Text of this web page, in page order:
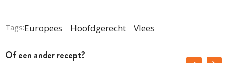
Tags:Europees Hoofdgerecht Vlees
Of een ander recept?